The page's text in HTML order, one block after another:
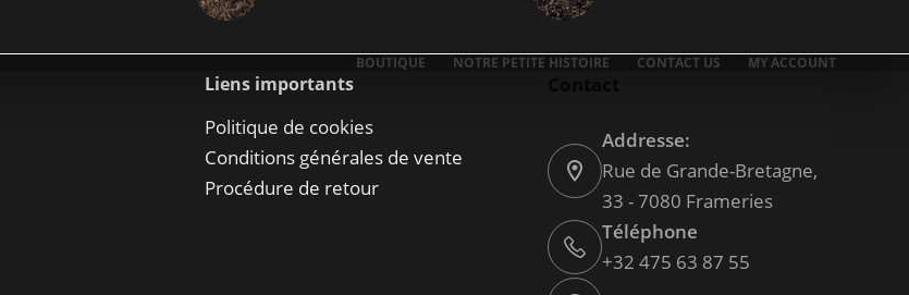
BOUTIQUE NOTRE PETITE HISTOIRE CONTACT US MY ACCOUNT
Liens importants
Politique de cookies
Conditions générales de vente
Procédure de retour
Addresse:
Rue de Grande-Bretagne,
33 - 7080 Frameries
Téléphone
+32 475 63 87 55